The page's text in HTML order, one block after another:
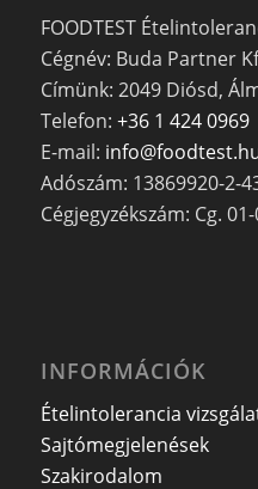
FOODTEST
Cégnév: Buda Partner
Címünk: 2049 Diósd,
Telefon: +36 1 424 0969
E-mail:
Adószám: 13869920-2-
Cégjegyzékszám: Cg.
INFORMÁCIÓK
Ételintolerancia
Sajtómegjelenések
Szakirodalom